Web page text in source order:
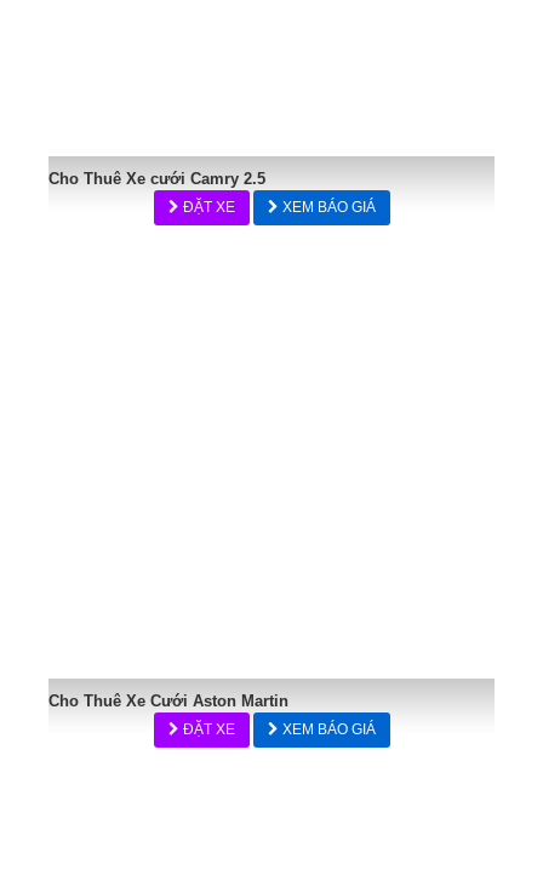
Cho Thuê Xe cưới Camry 2.5
ĐẶT XE XEM BÁO GIÁ
Cho Thuê Xe Cưới Aston Martin
ĐẶT XE XEM BÁO GIÁ